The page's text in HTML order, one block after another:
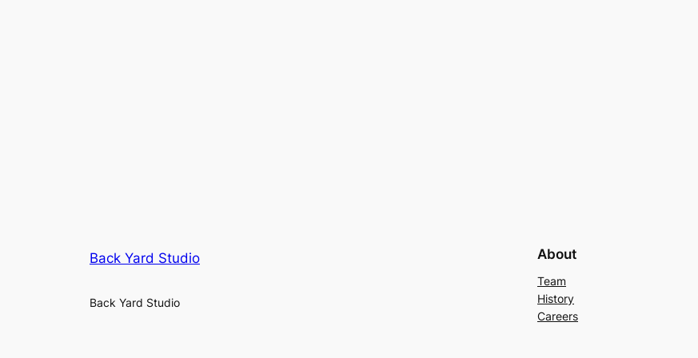
Back Yard Studio
Back Yard Studio
About
Team
History
Careers